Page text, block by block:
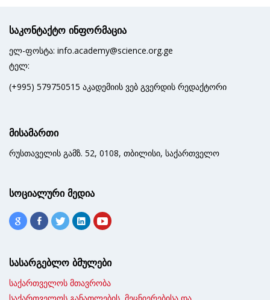
საკონტაქტო ინფორმაცია
ელ-ფოსტა: info.academy@science.org.ge
ტელ:
(+995) 579750515 აკადემიის ვებ გვერდის რედაქტორი
მისამართი
რუსთაველის გამზ. 52, 0108, თბილისი, საქართველო
სოციალური მედია
სასარგებლო ბმულები
საქართველოს მთავრობა
საქართველოს განათლების, მეცნიერებისა და